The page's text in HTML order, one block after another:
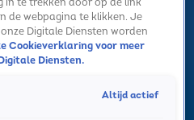
Alle zendersSummer Top 101
de webpagina te klikken. Je
Digitale Diensten worden
Cookieverklaring voor meer
Diensten.
Altijd actief